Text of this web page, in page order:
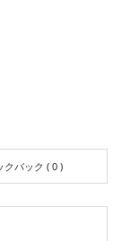
クバック ( 0 )